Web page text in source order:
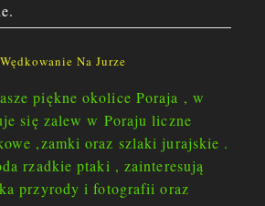
Na Jurze
piękne okolice Poraja , w
się zalew w Poraju liczne
,zamki oraz szlaki jurajskie .
rzadkie ptaki , zainteresują
przyrody i fotografii oraz